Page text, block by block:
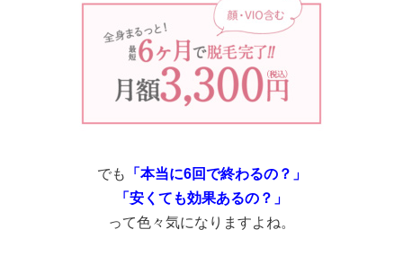
でも 「本当に6回で終わるの？」
「安くても効果あるの？」
って色々気になりますよね。